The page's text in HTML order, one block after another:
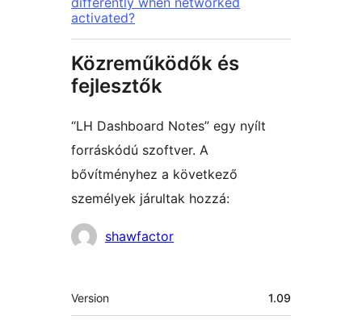
activated?
Közreműködők és
fejlesztők
“LH Dashboard Notes” egy nyílt
forráskódú szoftver. A
bővítményhez a következő
személyek járultak hozzá:
Közreműködők
shawfactor
Meta
Version 1.09